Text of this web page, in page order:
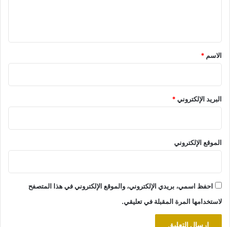
*
الاسم *
البريد الإلكتروني*
الموقع الإلكتروني
احفظ اسمي، بريدي الإلكتروني، والموقع الإلكتروني في هذا المتصفح
لاستخدامها المرة المقبلة في تعليقي.